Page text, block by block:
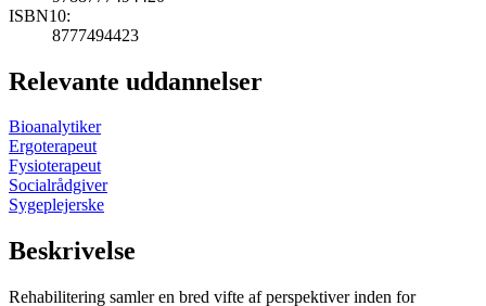
ISBN10:
8777494423
Relevante uddannelser
Bioanalytiker
Ergoterapeut
Fysioterapeut
Socialrådgiver
Sygeplejerske
Beskrivelse
Rehabilitering samler en bred vifte af perspektiver inden for